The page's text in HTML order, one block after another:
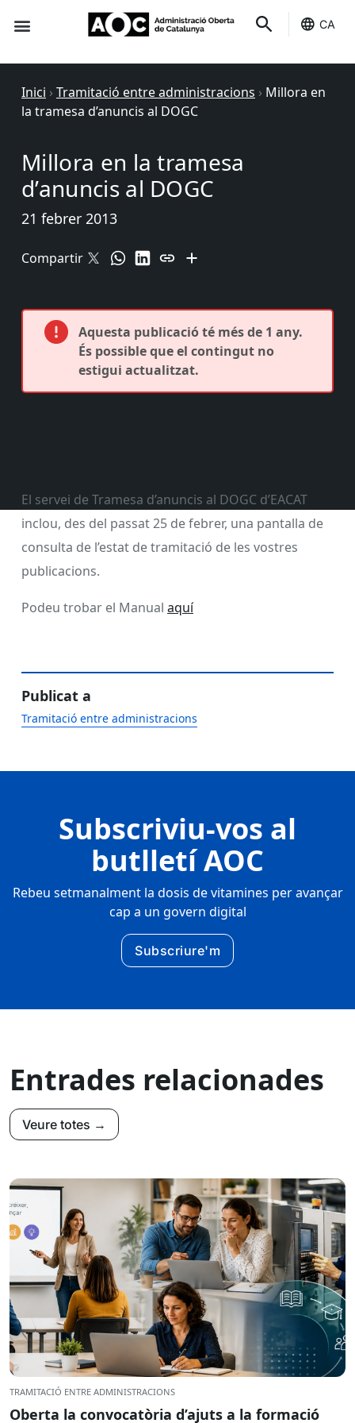
CA
Inici › Tramitació entre administracions › Millora en
la tramesa d’anuncis al DOGC
Millora en la tramesa
d’anuncis al DOGC
21 febrer 2013
Compartir
Aquesta publicació té més de 1 any.
És possible que el contingut no
estigui actualitzat.
El servei de Tramesa d’anuncis al DOGC d’EACAT
inclou, des del passat 25 de febrer, una pantalla de
consulta de l’estat de tramitació de les vostres
publicacions.
Podeu trobar el Manual aquí
Publicat a
Tramitació entre administracions
Subscriviu-vos al
butlletí AOC
Rebeu setmanalment la dosis de vitamines per avançar
cap a un govern digital
Subscriure'm
Entrades relacionades
Veure totes →
TRAMITACIÓ ENTRE ADMINISTRACIONS
Oberta la convocatòria d’ajuts a la formació